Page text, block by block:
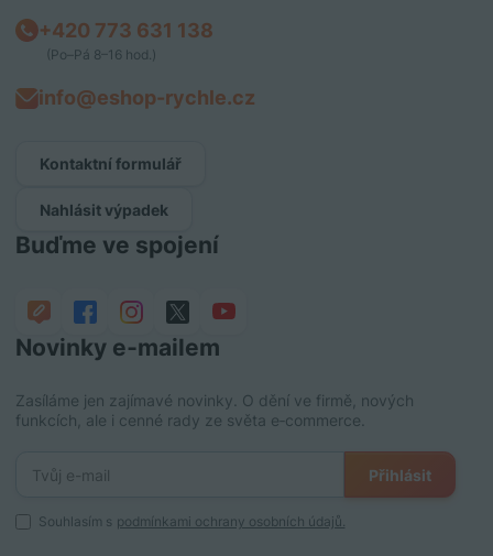
+420 773 631 138
(Po–Pá 8–16 hod.)
info@eshop-rychle.cz
Kontaktní formulář
Nahlásit výpadek
Buďme ve spojení
Novinky e‑mailem
Zasíláme jen zajímavé novinky. O dění ve firmě, nových
funkcích, ale i cenné rady ze světa e‑commerce.
Přihlásit
Souhlasím s podmínkami ochrany osobních údajů.